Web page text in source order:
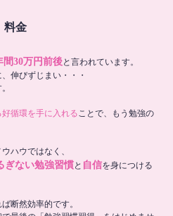
料金
間30万円前後と言われています。
伸びずじまい・・・
循環を手に入れる ことで、もう勉強の
ハウではなく、
ぎない勉強習慣と 自信を身につける
断然効率的です。